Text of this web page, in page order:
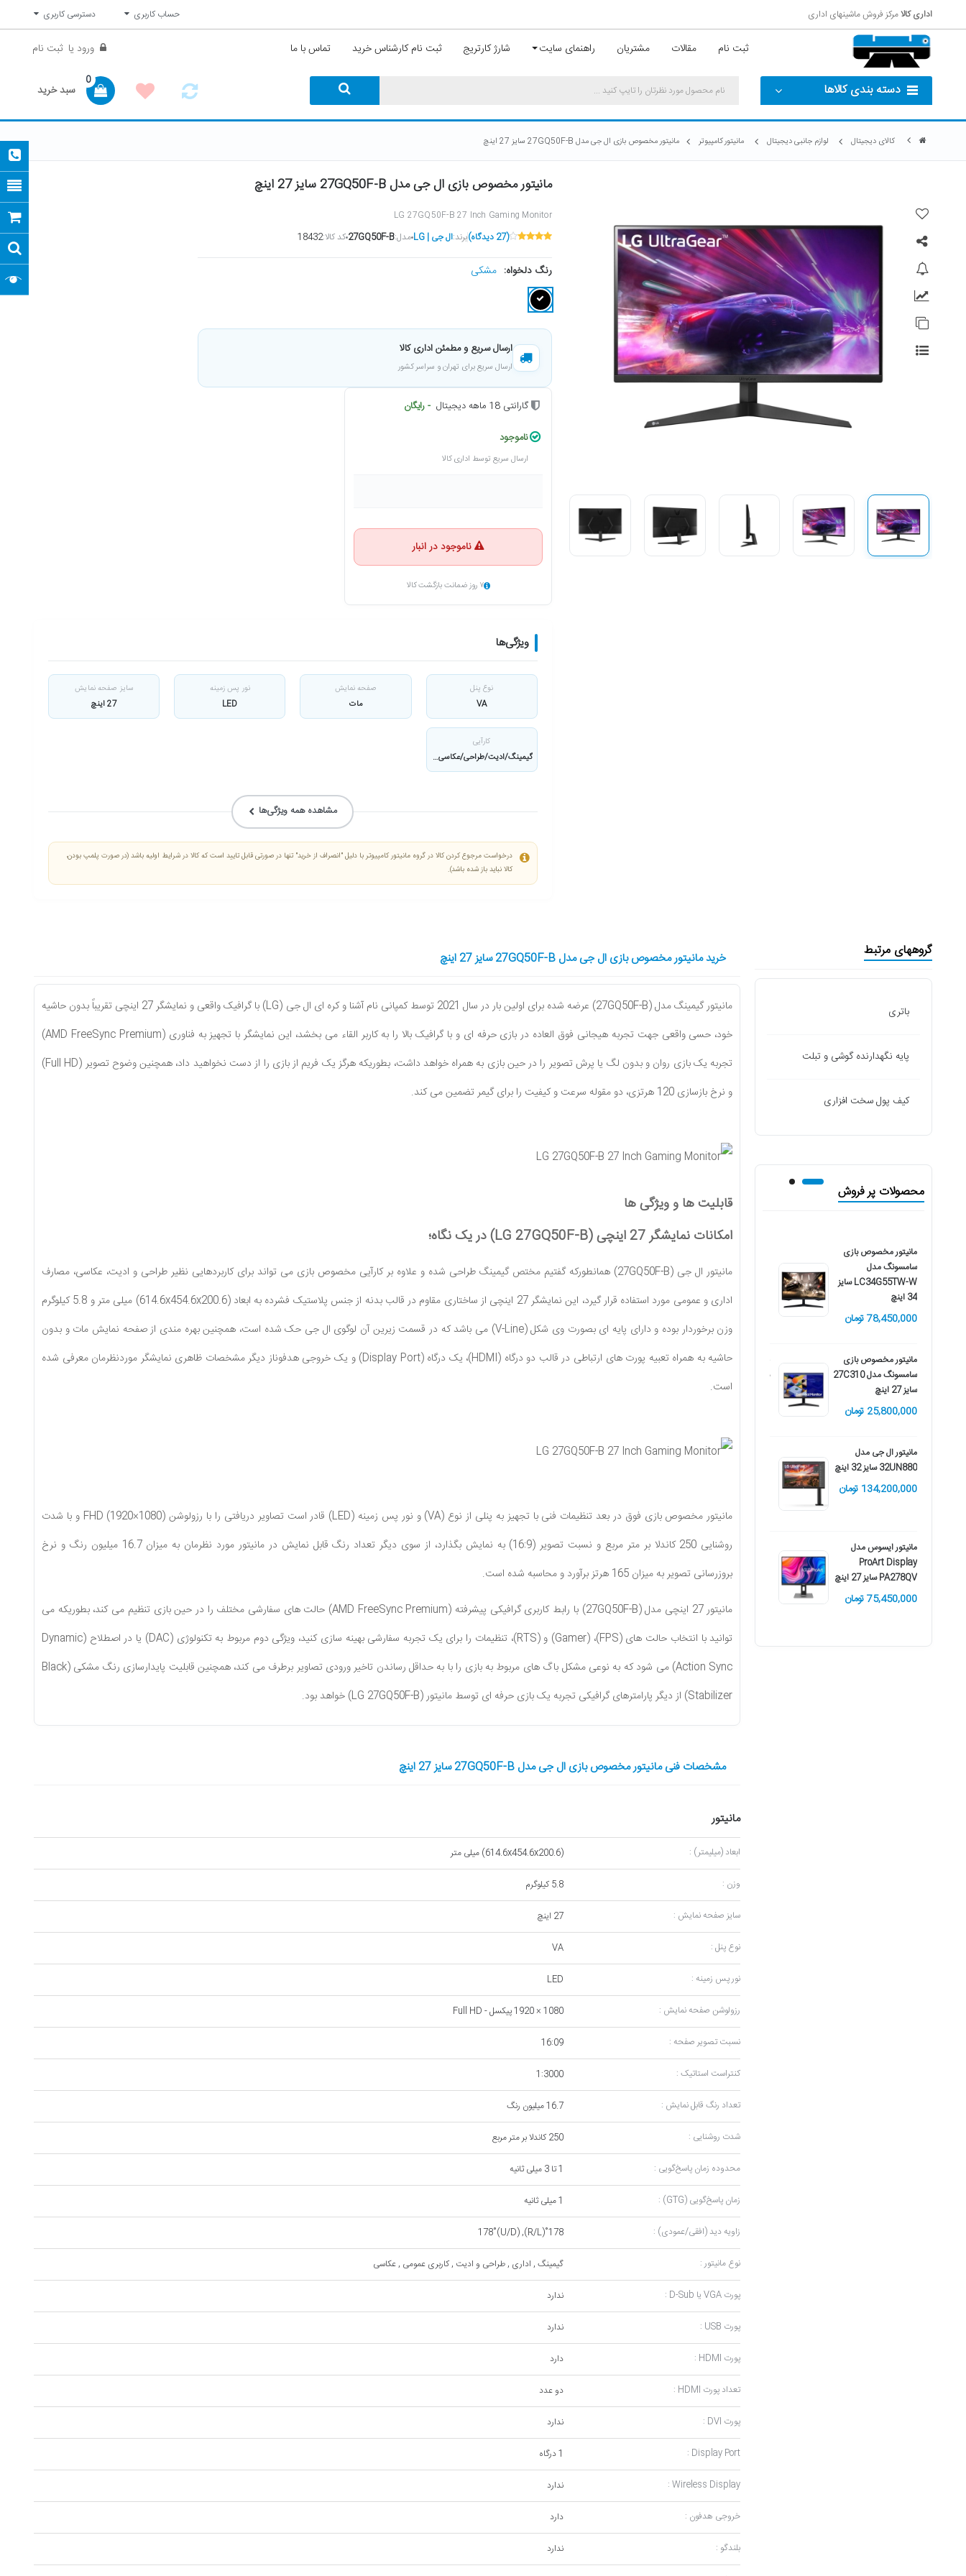
اداری کالامرکز فروش ماشینهای اداری حساب کاربری دسترسی کاربری
ثبت نام مقالات مشتریان راهنمای سایت شارژ کارتریج ثبت نام کارشناس خرید تماس با ما ورود یا ثبت نام
دسته بندی کالاها سبد خرید
0
کالای دیجیتال لوازم جانبی دیجیتال مانیتور کامپیوتر مانیتور مخصوص بازی ال جی مدل 27GQ50F-B سایز 27 اینچ
مانیتور مخصوص بازی ال جی مدل 27GQ50F-B سایز 27 اینچ
LG 27GQ50F-B 27 Inch Gaming Monitor
(27 دیدگاه) برند:ال جی | LG مدل:27GQ50F-Bکد کالا:18432
رنگ دلخواه: مشکی
ارسال سریع و مطمئن اداری کالا
ارسال سریع برای تهران و سراسر کشور
گارانتی 18 ماهه دیجیتال - رایگان
ناموجود
ارسال سریع توسط اداری کالا
ناموجود در انبار
۷ روز ضمانت بازگشت کالا
ویژگی‌ها
نوع پنل
VA
صفحه نمایش
مات
نور پس زمینه
LED
سایز صفحه نمایش
27 اینچ
کارآیی
گیمینگ/ادیت/طراحی/عکاسی/حرفه ای
مشاهده همه ویژگی‌ها
درخواست مرجوع کردن کالا در گروه مانیتور کامپیوتر با دلیل "انصراف از خرید" تنها در صورتی قابل تایید است که کالا در شرایط اولیه باشد (در صورت پلمپ بودن،
کالا نباید باز شده باشد).
گروههای مرتبط
باتری
پایه نگهدارنده گوشی و تبلت
کیف پول سخت افزاری
محصولات پر فروش
مانیتور مخصوص بازی
سامسونگ مدل
LC34G55TW-W سایز
34 اینچ
78,450,000 تومان
مانیتور مخصوص بازی
سامسونگ مدل 27C310
سایز 27 اینچ
25,800,000 تومان
مانیتور ال جی مدل
32UN880 سایز 32 اینچ
134,200,000 تومان
مانیتور ایسوس مدل
ProArt Display
PA278QV سایز 27 اینچ
75,450,000 تومان
29WK600-W سايز ٢٩
42,550,000 تومان
جی مدل 29WQ600-W
خرید مانیتور مخصوص بازی ال جی مدل 27GQ50F-B سایز 27 اینچ
مانیتور گیمینگ مدل (27GQ50F-B) عرضه شده برای اولین بار در سال 2021 توسط کمپانی نام آشنا و کره ای ال جی (LG) با گرافیک واقعی و نمایشگر 27 اینچی تقریباً بدون حاشیه
خود، حسی واقعی جهت تجربه هیجانی فوق العاده در بازی حرفه ای و با گرافیک بالا را به کاربر القاء می بخشد، این نمایشگر با تجهیز به فناوری (
AMD FreeSync
Premium)
تجربه یک بازی روان و بدون لگ یا پرش تصویر را در حین بازی به همراه خواهد داشت، بطوریکه هرگز یک فریم از بازی را از دست نخواهید داد، همچنین وضوح تصویر (Full HD)
و نرخ بازسازی 120 هرتزی، دو مقوله سرعت و کیفیت را برای گیمر تضمین می کند.
قابلیت ها و ویژگی ها
امکانات نمایشگر 27 اینچی (LG 27GQ50F-B) در یک نگاه؛
مانیتور ال جی (27GQ50F-B) همانطورکه گفتیم مختص گیمینگ طراحی شده و علاوه بر کارآیی مخصوص بازی می تواند برای کاربردهایی نظیر طراحی و ادیت، عکاسی، مصارف
اداری و عمومی مورد استفاده قرار گیرد، این نمایشگر 27 اینچی از ساختاری مقاوم در قالب بدنه از جنس پلاستیک فشرده به ابعاد (614.6x454.6x200.6) میلی متر و 5.8 کیلوگرم
وزن برخوردار بوده و دارای پایه ای بصورت وی شکل (V-Line) می باشد که در قسمت زیرین آن لوگوی ال جی حک شده است، همچنین بهره مندی از صفحه نمایش مات و بدون
حاشیه به همراه تعبیه پورت های ارتباطی در قالب دو درگاه (HDMI)، یک درگاه (Display Port) و یک خروجی هدفوناز دیگر مشخصات ظاهری نمایشگر موردنظرمان معرفی شده
است.
مانیتور مخصوص بازی فوق در بعد تنظیمات فنی با تجهیز به پنلی از نوع (VA) و نور پس زمینه (LED) قادر است تصاویر دریافتی را با رزولوشن FHD ( 1920×1080
) و با شدت
روشنایی 250 کاندلا بر متر مربع و نسبت تصویر (16:9) به نمایش بگذارد، از سوی دیگر تعداد رنگ قابل نمایش در مانیتور مورد نظرمان به میزان 16.7 میلیون رنگ و نرخ
بروزرسانی تصویر به میزان 165 هرتز برآورد و محاسبه شده است.
مانیتور 27 اینچی مدل ( 27GQ50F-B
) با رابط کاربری گرافیکی پیشرفته (AMD FreeSync Premium) حالت های سفارشی مختلف را در حین بازی تنظیم می کند، بطوریکه می
توانید با انتخاب حالت های (FPS)، (Gamer) و (RTS)، تنظیمات را برای یک تجربه سفارشی بهینه سازی کنید، ویژگی دوم مربوط به تکنولوژی (DAC) یا در اصطلاح (
Dynamic
Action Sync) می شود که به نوعی مشکل باگ های مربوط به بازی را با به حداقل رساندن تاخیر ورودی تصاویر برطرف می کند، همچنین قابلیت پایدارسازی رنگ مشکی (Black
Stabilizer) از دیگر پارامترهای گرافیکی تجربه یک بازی حرفه ای توسط مانیتور (LG 27GQ50F-B) خواهد بود.
مشخصات فنی مانیتور مخصوص بازی ال جی مدل 27GQ50F-B سایز 27 اینچ
مانیتور
ابعاد (میلیمتر) : (614.6x454.6x200.6) میلی متر
وزن : 5.8 کیلوگرم
سایز صفحه نمایش : 27 اینچ
نوع پنل : VA
نور پس زمینه : LED
رزولوشن صفحه نمایش : 1080 × 1920 پیکسل - Full HD
نسبت تصویر صفحه : 16:09
کنتراست استاتیک : 1:3000
تعداد رنگ قابل نمایش : 16.7 میلیون رنگ
شدت روشنایی : 250 کاندلا بر متر مربع
محدوده زمان پاسخ‌گویی : 1 تا 3 میلی‌ ثانیه
زمان پاسخ‌گویی (GTG) : 1 میلی ثانیه
زاویه دید (افقی/عمودی) : 178˚(R/L), 178˚(U/D)
نوع مانیتور : گیمینگ , اداری , طراحی و ادیت , کاربری عمومی , عکاسی
پورت VGA یا D-Sub : ندارد
پورت USB : ندارد
پورت HDMI : دارد
تعداد پورت HDMI : دو عدد
پورت DVI : ندارد
Display Port : 1 درگاه
Wireless Display : ندارد
خروجی هدفون : دارد
بلندگو : ندارد